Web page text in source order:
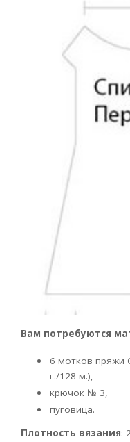
Вам потребуются
6 мотков пряжи
г./128 м.),
крючок № 3,
пуговица.
Плотность вязания: